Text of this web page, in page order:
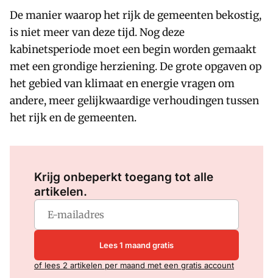
De manier waarop het rijk de gemeenten bekostig,
is niet meer van deze tijd. Nog deze
kabinetsperiode moet een begin worden gemaakt
met een grondige herziening. De grote opgaven op
het gebied van klimaat en energie vragen om
andere, meer gelijkwaardige verhoudingen tussen
het rijk en de gemeenten.
Krijg onbeperkt toegang tot alle
artikelen.
Lees 1 maand gratis
of lees 2 artikelen per maand met een gratis account